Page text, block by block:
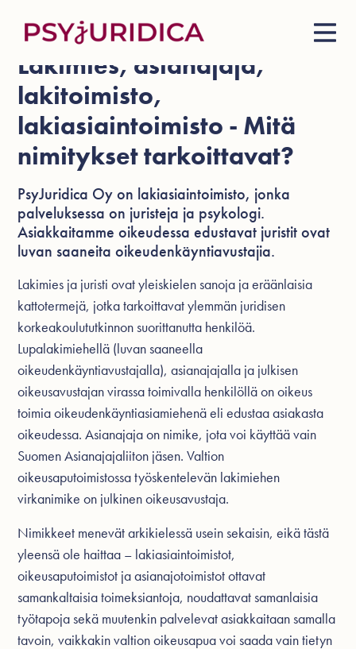
Lakimies, asianajaja,
lakitoimisto,
lakiasiaintoimisto - Mitä
nimitykset tarkoittavat?
PsyJuridica Oy on lakiasiaintoimisto, jonka
palveluksessa on juristeja ja psykologi.
Asiakkaitamme oikeudessa edustavat juristit ovat
luvan saaneita oikeudenkäyntiavustajia.
Lakimies ja juristi ovat yleiskielen sanoja ja eräänlaisia
kattotermejä, jotka tarkoittavat ylemmän juridisen
korkeakoulututkinnon suorittanutta henkilöä.
Lupalakimiehellä (luvan saaneella
oikeudenkäyntiavustajalla), asianajajalla ja julkisen
oikeusavustajan virassa toimivalla henkilöllä on oikeus
toimia oikeudenkäyntiasiamiehenä eli edustaa asiakasta
oikeudessa. Asianajaja on nimike, jota voi käyttää vain
Suomen Asianajajaliiton jäsen. Valtion
oikeusaputoimistossa työskentelevän lakimiehen
virkanimike on julkinen oikeusavustaja.
Nimikkeet menevät arkikielessä usein sekaisin, eikä tästä
yleensä ole haittaa – lakiasiaintoimistot,
oikeusaputoimistot ja asianajotoimistot ottavat
samankaltaisia toimeksiantoja, noudattavat samanlaisia
työtapoja sekä muutenkin palvelevat asiakkaitaan samalla
tavoin, vaikkakin valtion oikeusapua voi saada vain tietyn